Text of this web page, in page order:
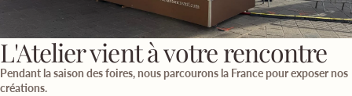
L'Atelier vient à votre rencontre
Pendant la saison des foires, nous parcourons la France pour exposer nos
créations.